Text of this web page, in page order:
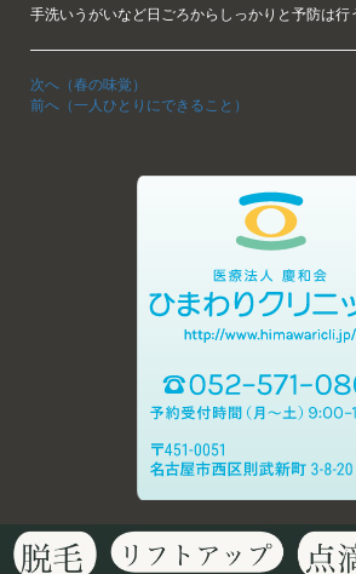
手洗いうがいなど日ごろからしっかりと予防は行
次へ（春の味覚）
前へ（一人ひとりにできること）